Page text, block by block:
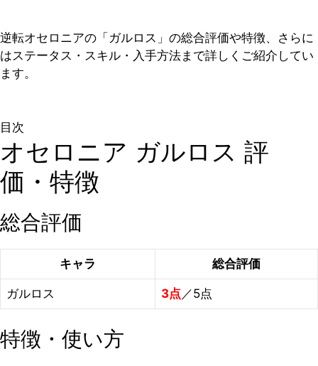
逆転オセロニアの「ガルロス」の総合評価や特徴、さらに
はステータス・スキル・入手方法まで詳しくご紹介してい
ます。
目次
オセロニア ガルロス 評
価・特徴
総合評価
キャラ 総合評価
ガルロス 3点 ／5点
特徴・使い方